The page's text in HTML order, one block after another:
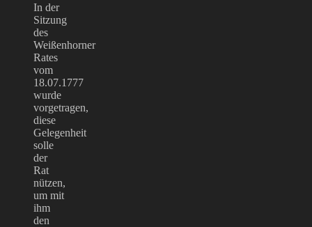
In der
Sitzung
des
Weißenhorner
Rates
vom
18.07.1777
wurde
vorgetragen,
diese
Gelegenheit
solle
der
Rat
nützen,
um mit
ihm
den